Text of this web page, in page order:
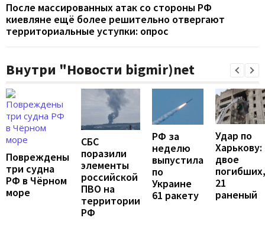
После массированных атак со стороны РФ
киевляне ещё более решительно отвергают
территориальные уступки: опрос
Внутри "Новости bigmir)net
Повреждены
три судна
РФ в Чёрном
море
СБС
поразили
элементы
российской
ПВО на
территории
РФ
РФ за
неделю
выпустила
по
Украине
61 ракету
Удар по
Харькову:
двое
погибших,
21
раненый